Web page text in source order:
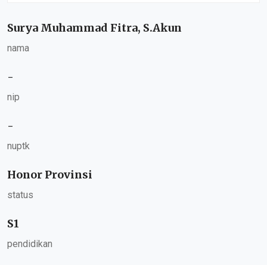
Surya Muhammad Fitra, S.Akun
nama
-
nip
-
nuptk
Honor Provinsi
status
S1
pendidikan